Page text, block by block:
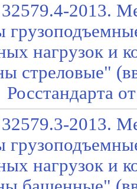
2013.
нагрузок и
стреловые"
Росстандарта
2013.
нагрузок и